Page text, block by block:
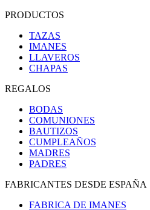
PRODUCTOS
TAZAS
IMANES
LLAVEROS
CHAPAS
REGALOS
BODAS
COMUNIONES
BAUTIZOS
CUMPLEAÑOS
MADRES
PADRES
FABRICANTES DESDE ESPAÑA
FABRICA DE IMANES